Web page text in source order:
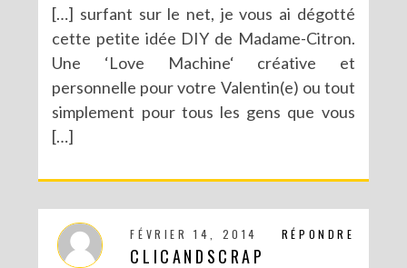
[…] surfant sur le net, je vous ai dégotté
cette petite idée DIY de Madame-Citron.
Une ‘Love Machine‘ créative et
personnelle pour votre Valentin(e) ou tout
simplement pour tous les gens que vous
[…]
RÉPONDRE
FÉVRIER 14, 2014
CLICANDSCRAP